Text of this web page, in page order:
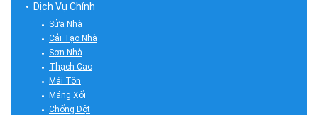
Dịch Vụ Chính
Sửa Nhà
Cải Tạo Nhà
Sơn Nhà
Thạch Cao
Mái Tôn
Máng Xối
Chống Dột